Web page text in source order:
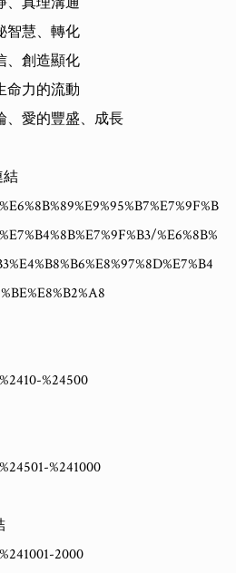
智慧、轉化
、創造顯化
命力的流動
、愛的豐盛、成長
結
%E6%8B%
%24500
%241000
2000